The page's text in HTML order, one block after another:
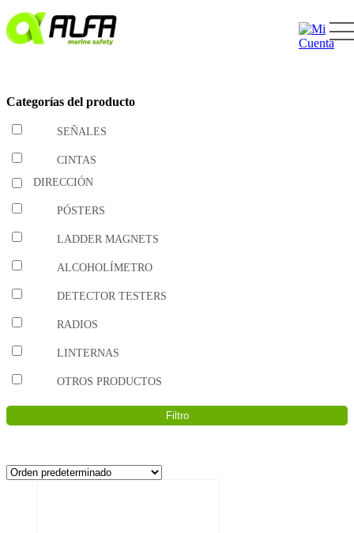
Skip
to
content
Categorías del producto
SEÑALES
CINTAS
DIRECCIÓN
PÓSTERS
OTROS PRODUCTOS
LADDER MAGNETS
ALCOHOLÍMETRO
DETECTOR TESTERS
RADIOS
LINTERNAS
Filtro